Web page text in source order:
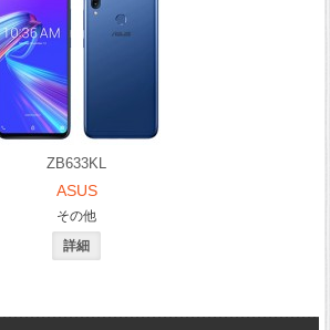
ZB633KL
ASUS
その他